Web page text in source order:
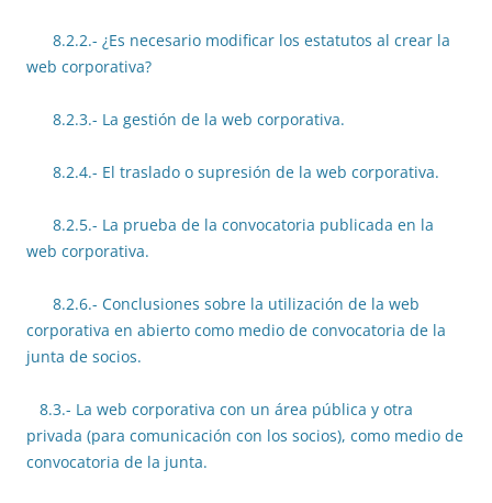
8.2.2.- ¿Es necesario modificar los estatutos al crear la
web corporativa?
8.2.3.- La gestión de la web corporativa.
8.2.4.- El traslado o supresión de la web corporativa.
8.2.5.- La prueba de la convocatoria publicada en la
web corporativa.
8.2.6.- Conclusiones sobre la utilización de la web
corporativa en abierto como medio de convocatoria de la
junta de socios.
8.3.- La web corporativa con un área pública y otra
privada (para comunicación con los socios), como medio de
convocatoria de la junta.